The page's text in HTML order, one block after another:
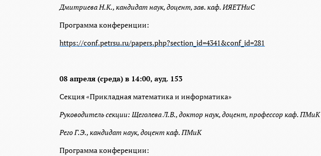
Дмитриева Н.К., кандидат наук, доцент, зав. каф. ИЯЕТНиС
Программа конференции:
https://conf.petrsu.ru/papers.php?section _id=4341&conf_id=281
08 апреля (среда) в 14:00, ауд. 153
Секция «Прикладная математика и информатика»
Руководитель секции: Щеголева Л.В., доктор наук, доцент, профессор каф. ПМиК
Рего Г.Э., кандидат наук, доцент каф. ПМиК
Программа конференции: